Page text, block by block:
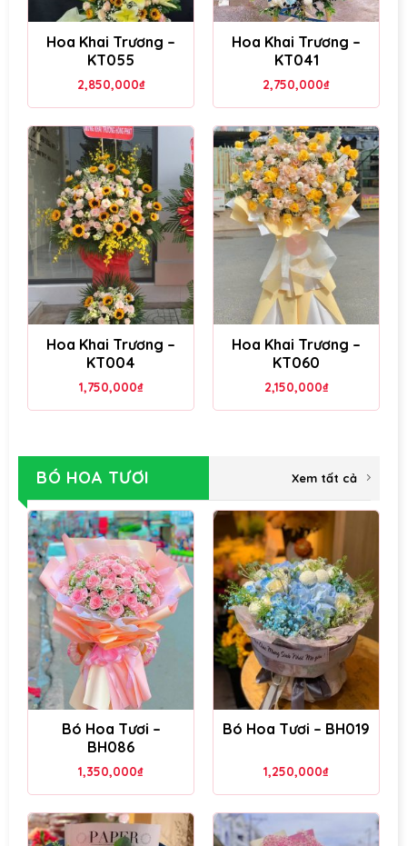
Hoa Khai Trương –
KT055
2,850,000₫
Hoa Khai Trương –
KT041
2,750,000₫
Hoa Khai Trương –
KT004
1,750,000₫
Hoa Khai Trương –
KT060
2,150,000₫
BÓ HOA TƯƠI Xem tất cả
Bó Hoa Tươi –
BH086
1,350,000₫
Bó Hoa Tươi – BH019
1,250,000₫